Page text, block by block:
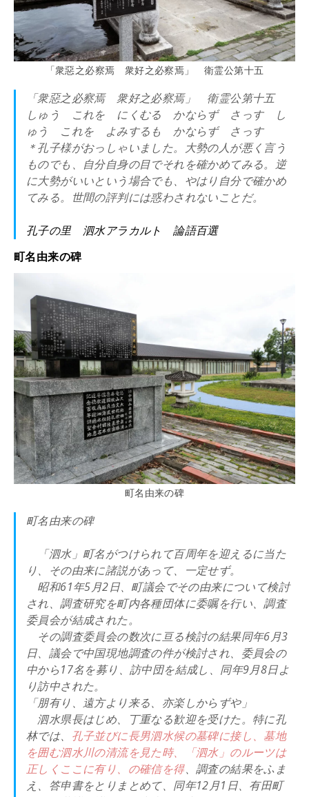
「衆惡之必察焉 衆好之必察焉」 衛霊公第十五
「衆惡之必察焉 衆好之必察焉」 衛霊公第十五
しゅう これを にくむる かならず さっす し
ゅう これを よみするも かならず さっす
＊孔子様がおっしゃいました。大勢の人が悪く言う
ものでも、自分自身の目でそれを確かめてみる。逆
に大勢がいいという場合でも、やはり自分で確かめ
てみる。世間の評判には惑わされないことだ。
孔子の里 泗水アラカルト 論語百選
町名由来の碑
町名由来の碑
町名由来の碑
「泗水」町名がつけられて百周年を迎えるに当た
り、その由来に諸説があって、一定せず。
昭和61年5月2日、町議会でその由来について検討
され、調査研究を町内各種団体に委嘱を行い、調査
委員会が結成された。
その調査委員会の数次に亘る検討の結果同年6月3
日、議会で中国現地調査の件が検討され、委員会の
中から17名を募り、訪中団を結成し、同年9月8日よ
り訪中された。
「朋有り、遠方より来る、亦楽しからずや」
泗水県長はじめ、丁重なる歓迎を受けた。特に孔
林では、 孔子並びに長男泗水候の墓碑に接し、墓地
を囲む泗水川の清流を見た時、「泗水」のルーツは
正しくここに有り、の確信を得、調査の結果をふま
え、答申書をとりまとめて、同年12月1日、有田町